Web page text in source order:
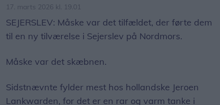
17. marts 2026 kl. 19.01
SEJERSLEV: Måske var det tilfældet, der førte dem
til en ny tilværelse i Sejerslev på Nordmors.
Måske var det skæbnen.
Sidstnævnte fylder mest hos hollandske Jeroen
Lankwarden, for det er en rar og varm tanke i